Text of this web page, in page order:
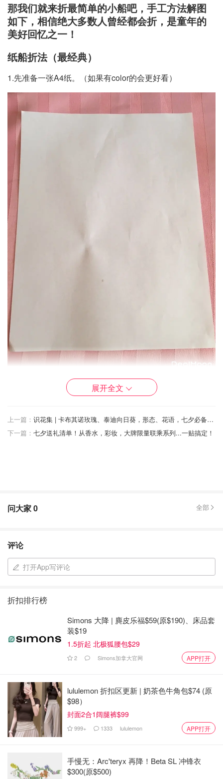
那我们就来折最简单的小船吧，手工方法解图
如下，相信绝大多数人曾经都会折，是童年的
美好回忆之一！
纸船折法（最经典）
1.先准备一张A4纸。（如果有color的会更好看）
3再左右对折。
展开全文
上一篇：
识花集 | 卡布其诺玫瑰、泰迪向日葵，形态、花语，七夕必备10种网红花卉讲你知！
下一篇： 七夕送礼清单！从香水，彩妆，大牌限量联乘系列...一贴搞定！
问大家0 全部
评论
打开App写评论
折扣排行榜
Simons 大降 | 麂皮乐福$59(原$190)、床品套
装$19
1.5折起 北极狐腰包$29
2 Simons加拿大官网 APP打开
lululemon 折扣区更新 | 奶茶色牛角包$74 (原
$98）
封面2合1阔腿裤$99
999+ 1333 lululemon APP打开
手慢无：Arc'teryx 再降！Beta SL 冲锋衣
$300(原$500)